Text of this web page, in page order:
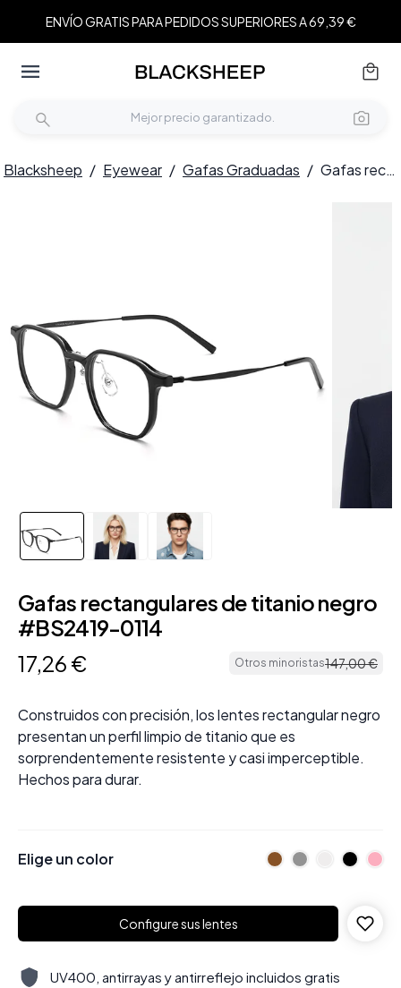
ENVÍO GRATIS PARA PEDIDOS SUPERIORES A 69,39 €
Blacksheep / Eyewear / Gafas Graduadas / Gafas rectangulares de titanio negro #BS2419-0114
Gafas rectangulares de titanio negro
#BS2419-0114
17,26 € Otros minoristas147,00€
Construidos con precisión, los lentes rectangular negro
presentan un perfil limpio de titanio que es
sorprendentemente resistente y casi imperceptible.
Hechos para durar.
Elige un color
Configure sus lentes
UV400, antirrayas y antirreflejo incluidos gratis